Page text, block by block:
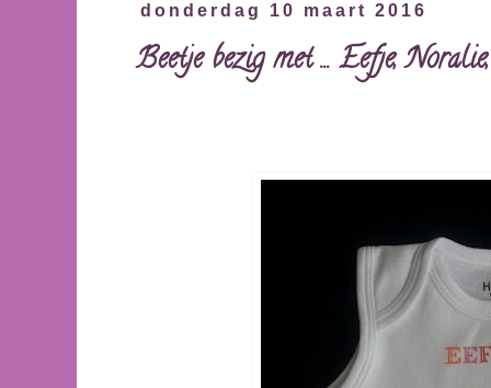
donderdag 10 maart 2016
Beetje bezig met ... Eefje,